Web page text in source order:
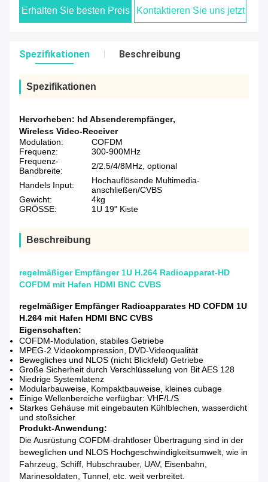
Erhalten Sie besten Preis Kontaktieren Sie uns jetzt
Spezifikationen Beschreibung
Spezifikationen
Hervorheben: hd Absenderempfänger,
Wireless Video-Receiver
Modulation:
COFDM
Frequenz:
300-900MHz
Frequenz-
Bandbreite:
2/2.5/4/8MHz, optional
Handels Input:
Hochauflösende Multimedia-
anschließen/CVBS
Gewicht:
4kg
GRÖSSE:
1U 19" Kiste
Beschreibung
regelmäßiger Empfänger 1U H.264 Radioapparat-HD
COFDM mit Hafen HDMI BNC CVBS
regelmäßiger Empfänger Radioapparates HD COFDM 1U
H.264 mit Hafen HDMI BNC CVBS
Eigenschaften:
COFDM-Modulation, stabiles Getriebe
MPEG-2 Videokompression, DVD-Videoqualität
Bewegliches und NLOS (nicht Blickfeld) Getriebe
Große Sicherheit durch Verschlüsselung von Bit AES 128
Niedrige Systemlatenz
Modularbauweise, Kompaktbauweise, kleines cubage
Einige Wellenbereiche verfügbar: VHF/L/S
Starkes Gehäuse mit eingebauten Kühlblechen, wasserdicht
und stoßsicher
Produkt-Anwendung:
Die Ausrüstung COFDM-drahtloser Übertragung sind in der
beweglichen und NLOS Hochgeschwindigkeitsumwelt, wie in
Fahrzeug, Schiff, Hubschrauber, UAV, Eisenbahn,
Marinesoldaten, Tunnel, etc. weit verbreitet.